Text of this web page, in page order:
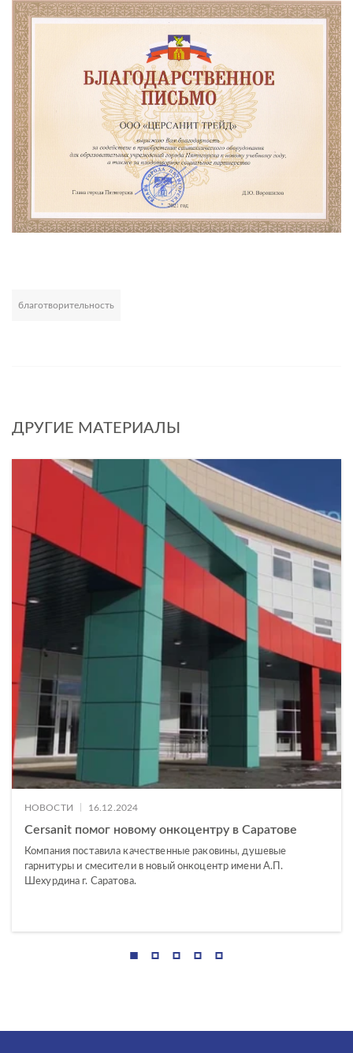
благотворительность
ДРУГИЕ МАТЕРИАЛЫ
НОВОСТИ 16.12.2024
Cersanit помог новому онкоцентру в Саратове
Компания поставила качественные раковины, душевые
гарнитуры и смесители в новый онкоцентр имени А.П.
Шехурдина г. Саратова.